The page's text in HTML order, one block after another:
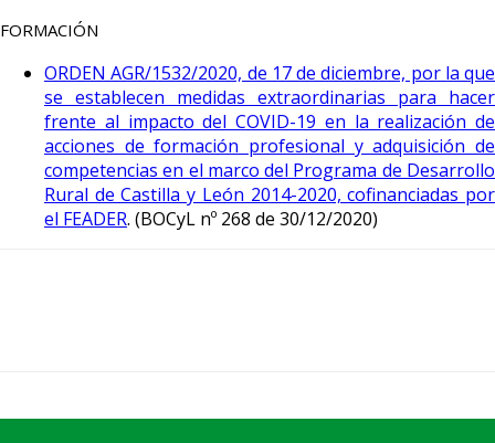
FORMACIÓN
ORDEN AGR/1532/2020, de 17 de diciembre, por la que
se establecen medidas extraordinarias para hacer
frente al impacto del COVID-19 en la realización de
acciones de formación profesional y adquisición de
competencias en el marco del Programa de Desarrollo
Rural de Castilla y León 2014-2020, cofinanciadas por
el FEADER. (BOCyL nº 268 de 30/12/2020)